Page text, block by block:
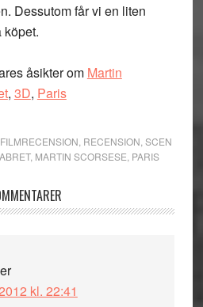
Dessutom får vi en liten
köpet.
åsikter om Martin
, 3D, Paris
FILMRECENSION RECENSION SCEN
, MARTIN SCORSESE PARIS
kl. 22:41